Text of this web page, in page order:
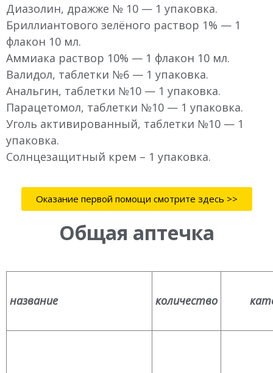
Диазолин, дражже № 10 — 1 упаковка.
Бриллиантового зелёного раствор 1% — 1
флакон 10 мл.
Аммиака раствор 10% — 1 флакон 10 мл.
Валидол, таблетки №6 — 1 упаковка.
Анальгин, таблетки №10 — 1 упаковка.
Парацетомол, таблетки №10 — 1 упаковка.
Уголь активированный, таблетки №10 — 1
упаковка.
Солнцезащитный крем – 1 упаковка.
Оказание первой помощи смотрите здесь >>
Общая аптечка
название количество